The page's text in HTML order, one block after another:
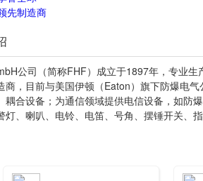
先制造商
司（简称FHF）成立于1897年，专业生
，目前与美国伊顿（Eaton）旗下防爆电
合设备；为通信领域提供电信设备，如防
、喇叭、电铃、电笛、号角、摆锤开关、指